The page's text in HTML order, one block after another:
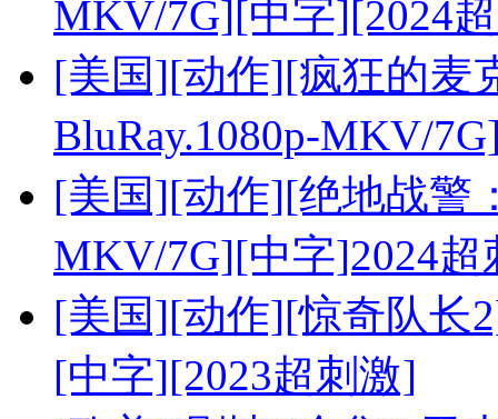
MKV/7G][中字][2024
[美国][动作][疯狂的麦
BluRay.1080p-MKV/
[美国][动作][绝地战警
MKV/7G][中字]2024超
[美国][动作][惊奇队长
[中字][2023超刺激]